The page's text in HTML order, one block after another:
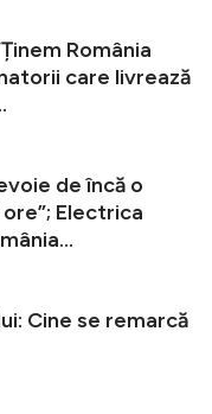
România
care livrează
de încă o
Electrica
Cine se remarcă